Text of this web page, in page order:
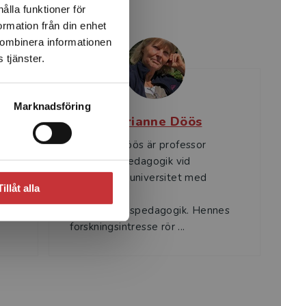
funktioner för
från din enhet
informationen
tjänster.
Marknadsföring
alla
Marianne Döös
Marianne Döös är professor
emeritus i pedagogik vid
Stockholms universitet med
organisationspedagogik. Hennes
forskningsintresse rör ...